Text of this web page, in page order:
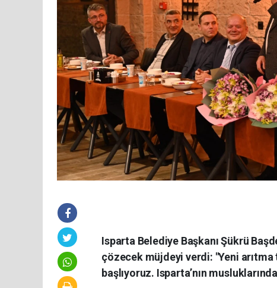
Isparta Belediye Başkanı Şükrü
çözecek müjdeyi verdi: "Yeni arıtma
başlıyoruz. Isparta’nın